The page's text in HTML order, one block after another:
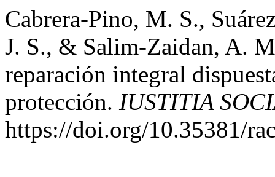
Cabrera-Pino, M. S.,
J. S., & Salim-Zaidan, A.
reparación integral
protección. IUSTITIA
https://doi.org/10.35381/